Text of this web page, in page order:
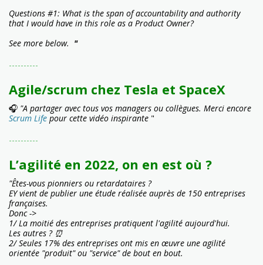
Questions #1: What is the span of accountability and authority
that I would have in this role as a Product Owner?
See more below. "
----------
Agile/scrum chez Tesla et SpaceX
🎧 "A partager avec tous vos managers ou collègues. Merci encore
Scrum Life pour cette vidéo inspirante "
----------
L’agilité en 2022, on en est où ?
"Êtes-vous pionniers ou retardataires ?
EY vient de publier une étude réalisée auprès de 150 entreprises
françaises.
Donc ->
1/ La moitié des entreprises pratiquent l'agilité aujourd'hui.
Les autres ? ⏰
2/ Seules 17% des entreprises ont mis en œuvre une agilité
orientée "produit" ou "service" de bout en bout.